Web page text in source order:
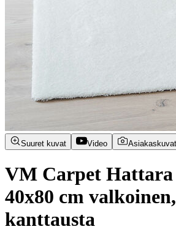
Suuret kuvat Video Asiakaskuvat
VM Carpet
40x80 cm
kanttausta